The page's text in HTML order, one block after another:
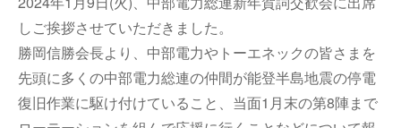
しご挨拶させていただきました。
勝岡信勝会長より、中部電力やトーエネックの皆さまを
先頭に多くの中部電力総連の仲間が能登半島地震の停電
復旧作業に駆け付けていること、当面1月末の第8陣まで